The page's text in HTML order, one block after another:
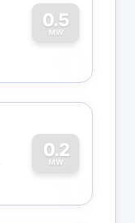
0.5
MW
0
0.2
MW
0